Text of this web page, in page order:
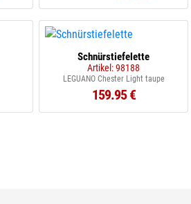
Schnürstiefelette
Artikel: 98188
LEGUANO Chester Light taupe
159.95 €